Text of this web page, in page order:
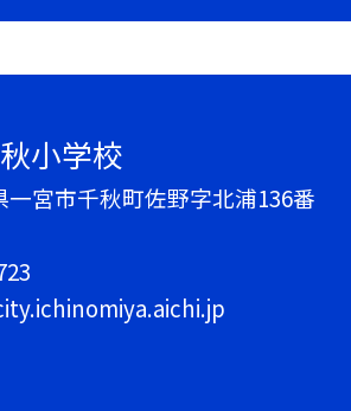
小学校
一宮市千秋町佐野字北浦136番